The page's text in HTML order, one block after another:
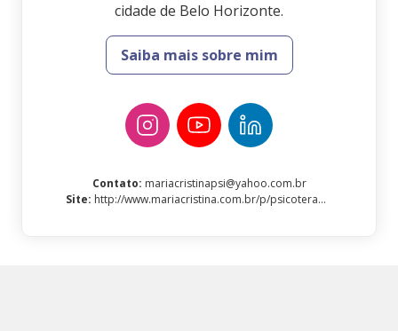
cidade de Belo Horizonte.
Saiba mais sobre mim
Contato: mariacristinapsi@yahoo.com.br
Site: http://www.mariacristina.com.br/p/psicoterapia.html